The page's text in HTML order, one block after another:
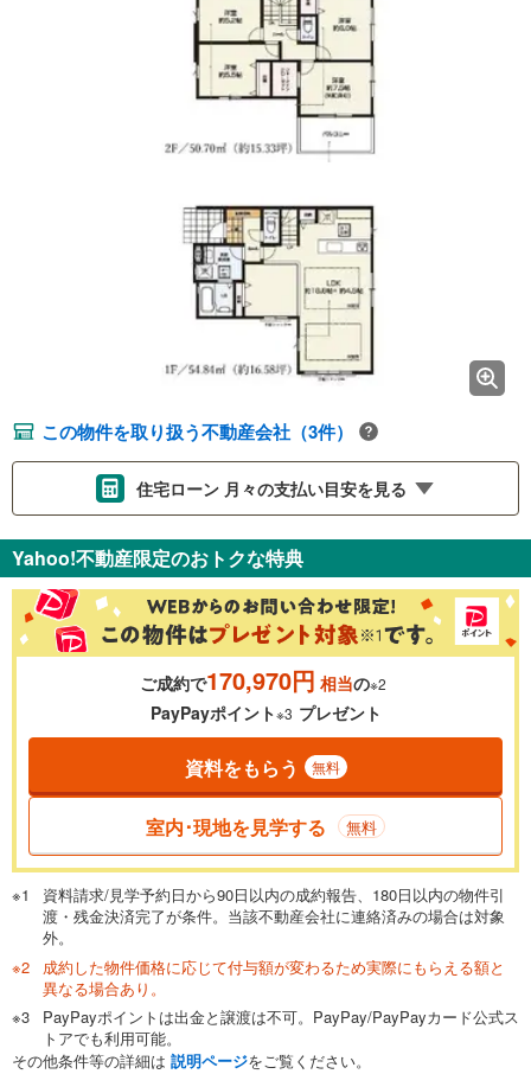
この物件を取り扱う不動産会社（3件）
住宅ローン 月々の支払い目安を見る
金利 ％
0.01%
一般的には最長35年まで借り入れ可能です。多くの金融機関
が完済時の年齢は80歳までを条件としています。
閉じる
頭金 万円
0万円 5,699万円
自己資金から住宅購入にかけられる金額を入力してくださ
い。一般的には物件価格の2割までが目安です。
閉じる
ボーナス
万円
Yahoo!不動産限定のおトクな特典
ご成約で170,970円 相当の※2
PayPayポイント※3 プレゼント
資料をもらう 無料
室内･現地を見学する 無料
資料請求/見学予約日から90日以内の成約報告、180日以内の物件引
渡・残金決済完了が条件。当該不動産会社に連絡済みの場合は対象
外。
成約した物件価格に応じて付与額が変わるため実際にもらえる額と
異なる場合あり。
PayPayポイントは出金と譲渡は不可。PayPay/PayPayカード公式ス
トアでも利用可能。
その他条件等の詳細は 説明ページをご覧ください。